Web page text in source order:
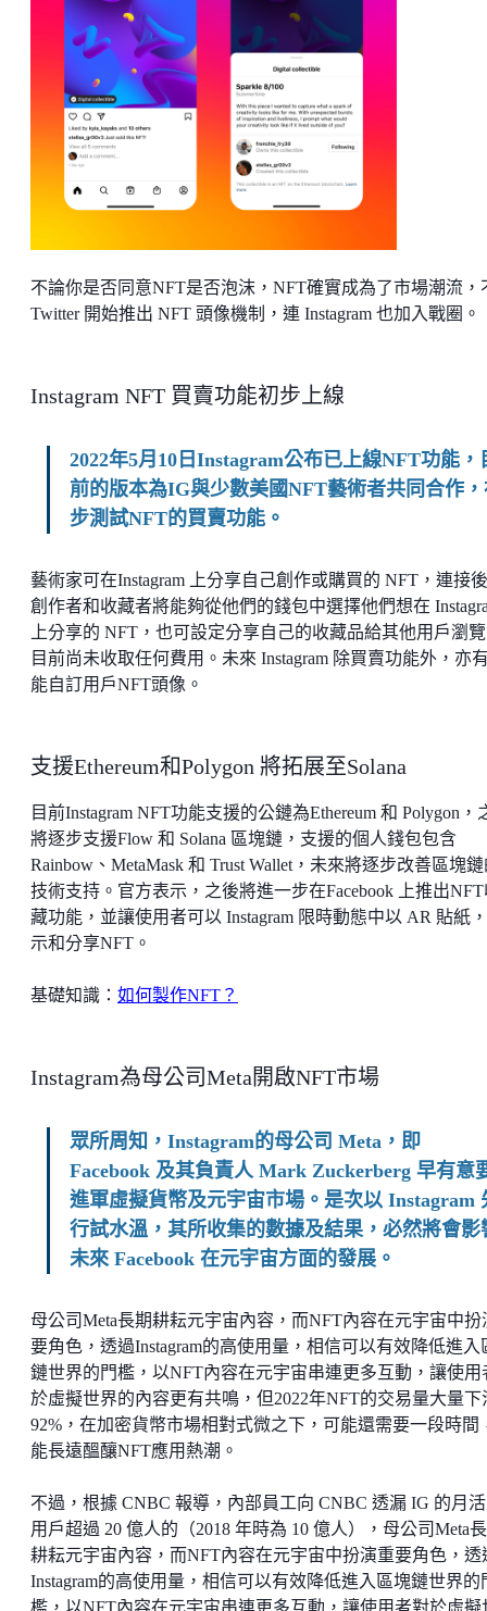
不論你是否同意NFT是否泡沫，NFT確實成為了市場潮流，
Twitter 開始推出 NFT 頭像機制，連 Instagram 也加入戰圈。
Instagram NFT 買賣功能初步上線
2022年5月10日Instagram公布已上線NFT功能，
前的版本為IG與少數美國NFT藝術者共同合作
步測試NFT的買賣功能。
藝術家可在Instagram 上分享自己創作或購買的 NFT，連接
創作者和收藏者將能夠從他們的錢包中選擇他們想在
上分享的 NFT，也可設定分享自己的收藏品給其他用戶瀏
目前尚未收取任何費用。未來 Instagram 除買賣功能外，亦
能自訂用戶NFT頭像。
支援Ethereum和Polygon 將拓展至Solana
目前Instagram NFT功能支援的公鏈為Ethereum 和 Polygon，
將逐步支援Flow 和 Solana 區塊鏈，支援的個人錢包包含
Rainbow、MetaMask 和 Trust Wallet，未來將逐步改善區塊
技術支持。官方表示，之後將進一步在Facebook 上推出
藏功能，並讓使用者可以 Instagram 限時動態中以 AR 貼紙
示和分享NFT。
基礎知識： 如何製作NFT？
Instagram為母公司Meta開啟NFT市場
眾所周知，Instagram的母公司 Meta，即
Facebook 及其負責人 Mark Zuckerberg 早有意
進軍虛擬貨幣及元宇宙市場。是次以 Instagram
行試水溫，其所收集的數據及結果，必然將會影
未來 Facebook 在元宇宙方面的發展。
母公司Meta長期耕耘元宇宙內容，而NFT內容在元宇宙中扮
要角色，透過Instagram的高使用量，相信可以有效降低進入
鏈世界的門檻，以NFT內容在元宇宙串連更多互動，讓使用
於虛擬世界的內容更有共鳴，但2022年NFT的交易量大量下
92%，在加密貨幣市場相對式微之下，可能還需要一段時間
能長遠醞釀NFT應用熱潮。
不過，根據 CNBC 報導，內部員工向 CNBC 透漏 IG 的月
用戶超過 20 億人的（2018 年時為 10 億人），母公司Meta
耕耘元宇宙內容，而NFT內容在元宇宙中扮演重要角色，透
Instagram的高使用量，相信可以有效降低進入區塊鏈世界的
檻，以NFT內容在元宇宙串連更多互動，讓使用者對於虛擬